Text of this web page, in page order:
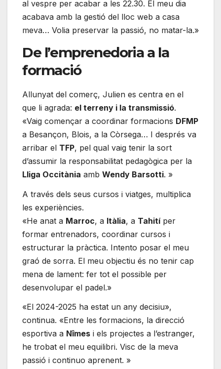
al vespre per acabar a les 22.30. El meu dia
acabava amb la gestió del lloc web a casa
meva… Volia preservar la passió, no matar-la.»
De l’emprenedoria a la
formació
Allunyat del comerç, Julien es centra en el
que li agrada: el terreny i la transmissió.
«Vaig començar a coordinar formacions DFMP
a Besançon, Blois, a la Còrsega… I després va
arribar el TFP, pel qual vaig tenir la sort
d’assumir la responsabilitat pedagògica per la
Lliga Occitània amb Wendy Barsotti. »
A través dels seus cursos i viatges, multiplica
les experiències.
«He anat a Marroc, a Itàlia, a Tahitíper
formar entrenadors, coordinar cursos i
estructurar la pràctica. Intento posar el meu
graó de sorra. El meu objectiu és no tenir cap
mena de lament: fer tot el possible per
desenvolupar el padel.»
«El 2024-2025 ha estat un any decisiu»,
continua. «Entre les formacions, la direcció
esportiva a Nîmes i els projectes a l’estranger,
he trobat el meu equilibri. Visc de la meva
passió i continuo aprenent. »